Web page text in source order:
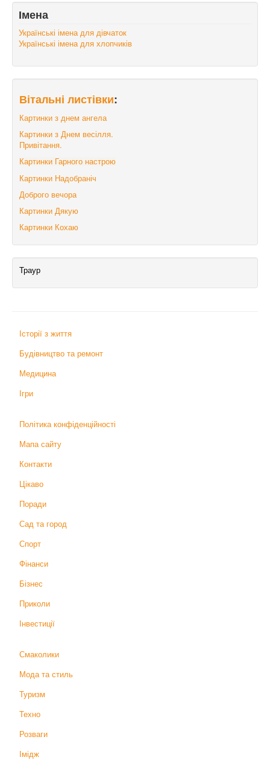
Імена
Українські імена для дівчаток
Українські імена для хлопчиків
Вітальні листівки:
Картинки з днем ангела
Картинки з Днем весілля.
Привітання.
Картинки Гарного настрою
Картинки Надобраніч
Доброго вечора
Картинки Дякую
Картинки Кохаю
Траур
Історії з життя
Будівництво та ремонт
Медицина
Ігри
Політика конфіденційності
Мапа сайту
Контакти
Цікаво
Поради
Сад та город
Спорт
Фінанси
Бізнес
Приколи
Інвестиції
Смаколики
Мода та стиль
Туризм
Техно
Розваги
Імідж